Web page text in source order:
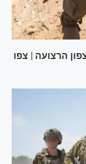
הרצועה | צפו